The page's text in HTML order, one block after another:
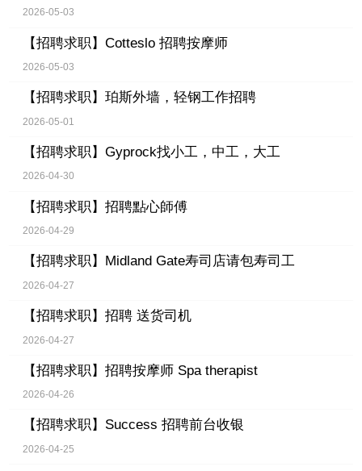
2026-05-03
【招聘求职】 Cotteslo 招聘按摩师
2026-05-03
【招聘求职】 珀斯外墙，轻钢工作招聘
2026-05-01
【招聘求职】 Gyprock找小工，中工，大工
2026-04-30
【招聘求职】 招聘點心師傅
2026-04-29
【招聘求职】 Midland Gate寿司店请包寿司工
2026-04-27
【招聘求职】 招聘 送货司机
2026-04-27
【招聘求职】 招聘按摩师 Spa therapist
2026-04-26
【招聘求职】 Success 招聘前台收银
2026-04-25